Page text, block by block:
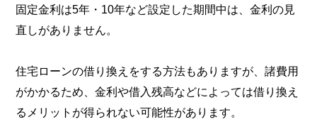
固定金利は5年・10年など設定した期間中は、金利の見
直しがありません。
住宅ローンの借り換えをする方法もありますが、諸費用
がかかるため、金利や借入残高などによっては借り換え
るメリットが得られない可能性があります。